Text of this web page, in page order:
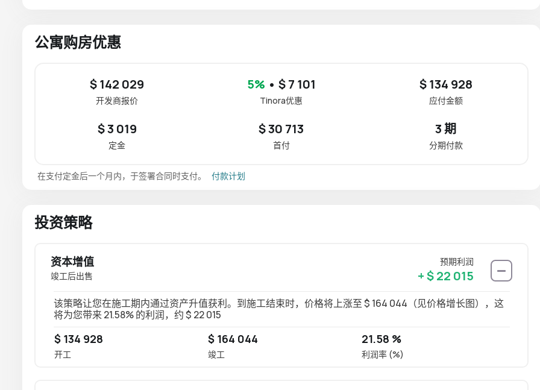
公寓购房优惠
$ 142 029
开发商报价
5% • $ 7 101
Tinora优惠
$ 134 928
应付金额
$ 3 019
定金
$ 30 713
首付
3 期
分期付款
在支付定金后一个月内，于签署合同时支付。 付款计划
投资策略
资本增值
预期利润
竣工后出售
+ $ 22 015
该策略让您在施工期内通过资产升值获利。到施工结束时，价格将上涨至 $ 164 044（见价格增长图），这
将为您带来 21.58% 的利润，约 $ 22 015
$ 134 928
开工
$ 164 044
竣工
21.58 %
利润率 (%)